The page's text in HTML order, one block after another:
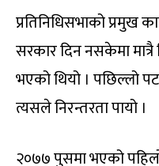
प्रतिनिधिसभाको प्रमुख
सरकार दिन नसकेमा मात्रै
भएको थियो । पछिल्लो
त्यसले निरन्तरता पायो ।
२०७७ पुसमा भएको